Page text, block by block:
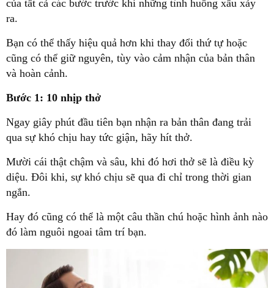
của tất cả các bước trước khi những tình huống xấu xảy
ra.
Bạn có thể thấy hiệu quả hơn khi thay đổi thứ tự hoặc
cũng có thể giữ nguyên, tùy vào cảm nhận của bản thân
và hoàn cảnh.
Bước 1: 10 nhịp thở
Ngay giây phút đầu tiên bạn nhận ra bản thân đang trải
qua sự khó chịu hay tức giận, hãy hít thở.
Mười cái thật chậm và sâu, khi đó hơi thở sẽ là điều kỳ
diệu. Đôi khi, sự khó chịu sẽ qua đi chỉ trong thời gian
ngắn.
Hay đó cũng có thể là một câu thần chú hoặc hình ảnh nào
đó làm nguôi ngoai tâm trí bạn.